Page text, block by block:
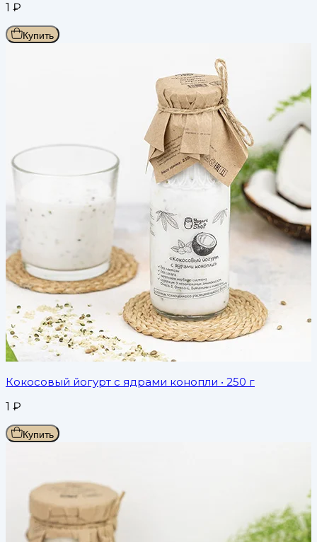
1 ₽
Купить
Кокосовый йогурт с ядрами конопли • 250 г
1 ₽
Купить